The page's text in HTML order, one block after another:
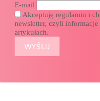
E-mail
Akceptuję regulamin i
newsletter, czyli
artykułach.